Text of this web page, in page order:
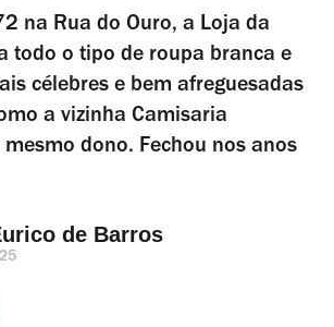
na Rua do Ouro, a Loja da
todo o tipo de roupa branca e
célebres e bem afreguesadas
a vizinha Camisaria
dono. Fechou nos anos
de Barros